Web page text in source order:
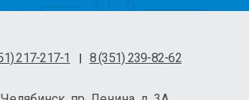
217-217-1 | 8 (351) 239-82-62